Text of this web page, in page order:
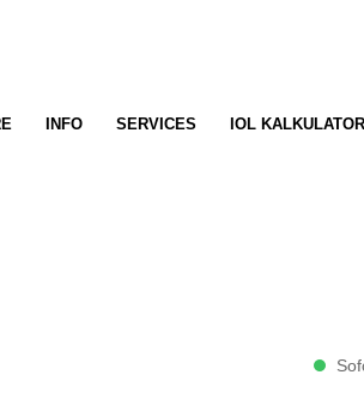
INFO SERVICES IOL KALKULATOR